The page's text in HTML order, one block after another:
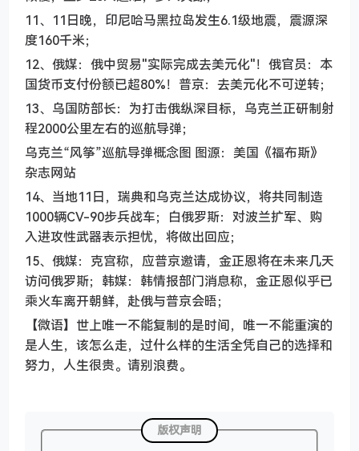
11、11日晚，印尼哈马黑拉岛发生6.1级地震，震源深
度160千米；
12、俄媒：俄中贸易"实际完成去美元化"！俄官员：本
国货币支付份额已超80%！普京：去美元化不可逆转；
13、乌国防部长：为打击俄纵深目标，乌克兰正研制射
程2000公里左右的巡航导弹；
乌克兰“风筝”巡航导弹概念图 图源：美国《福布斯》
杂志网站
14、当地11日，瑞典和乌克兰达成协议，将共同制造
1000辆CV-90步兵战车；白俄罗斯：对波兰扩军、购
入进攻性武器表示担忧，将做出回应；
15、俄媒：克宫称，应普京邀请，金正恩将在未来几天
访问俄罗斯；韩媒：韩情报部门消息称，金正恩似乎已
乘火车离开朝鲜，赴俄与普京会晤；
【微语】世上唯一不能复制的是时间，唯一不能重演的
是人生，该怎么走，过什么样的生活全凭自己的选择和
努力，人生很贵。请别浪费。
版权声明